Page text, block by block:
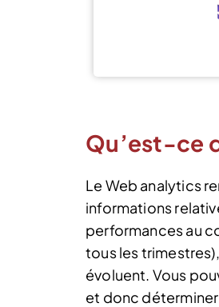
Qu’est-ce
Le Web analytics
informations
performances au
tous les
évoluent. Vous
et donc